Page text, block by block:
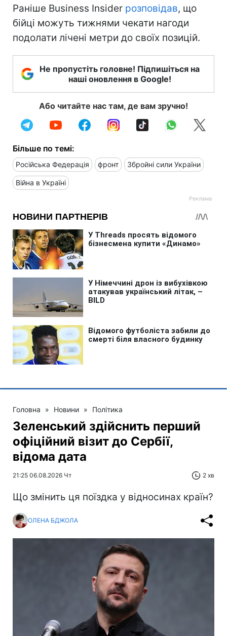
Раніше Business Insider розповідав, що
бійці можуть тижнями чекати нагоди
подолати лічені метри до своїх позицій.
Не пропустіть головне! Підпишіться на
наші оновлення в Google!
Або читайте нас там, де вам зручно!
Більше по темі:
Російська Федерація фронт Збройні сили України
Війна в Україні
Головна » Новини » Політика
Зеленський здійснить перший
офіційний візит до Сербії,
відома дата
21:25 06.08.2026 Чт 2 хв
Що змінить ця поїздка у відносинах країн?
ОЛЕНА БДЖОЛА